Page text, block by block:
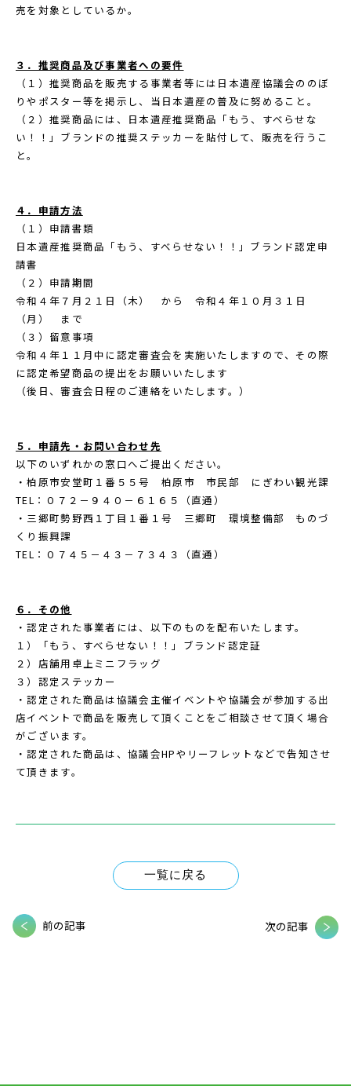
売を対象としているか。
３．推奨商品及び事業者への要件
（１）推奨商品を販売する事業者等には日本遺産協議会ののぼ
りやポスター等を掲示し、当日本遺産の普及に努めること。
（２）推奨商品には、日本遺産推奨商品「もう、すべらせな
い！！」ブランドの推奨ステッカーを貼付して、販売を行うこ
と。
４．申請方法
（１）申請書類
日本遺産推奨商品「もう、すべらせない！！」ブランド認定申
請書
（２）申請期間
令和４年７月２１日（木） から 令和４年１０月３１日
（月） まで
（３）留意事項
令和４年１１月中に認定審査会を実施いたしますので、その際
に認定希望商品の提出をお願いいたします
（後日、審査会日程のご連絡をいたします。）
５．申請先・お問い合わせ先
以下のいずれかの窓口へご提出ください。
・柏原市安堂町１番５５号 柏原市 市民部 にぎわい観光課
TEL：０７２－９４０－６１６５（直通）
・三郷町勢野西１丁目１番１号 三郷町 環境整備部 ものづ
くり振興課
TEL：０７４５－４３－７３４３（直通）
６．その他
・認定された事業者には、以下のものを配布いたします。
１）「もう、すべらせない！！」ブランド認定証
２）店舗用卓上ミニフラッグ
３）認定ステッカー
・認定された商品は協議会主催イベントや協議会が参加する出
店イベントで商品を販売して頂くことをご相談させて頂く場合
がございます。
・認定された商品は、協議会HPやリーフレットなどで告知させ
て頂きます。
一覧に戻る
前の記事 次の記事